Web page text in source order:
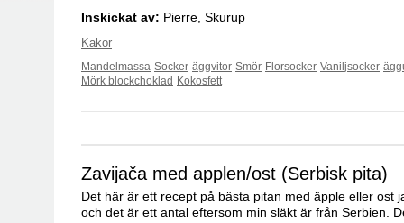
Inskickat av: Pierre, Skurup
Kakor
Mandelmassa Socker äggvitor Smör Florsocker Vaniljsocker
Mörk blockchoklad Kokosfett
Zavijača med applen/ost (Serbisk pita)
Det här är ett recept på bästa pitan med äpple eller ost
och det är ett antal eftersom min släkt är från Serbien.